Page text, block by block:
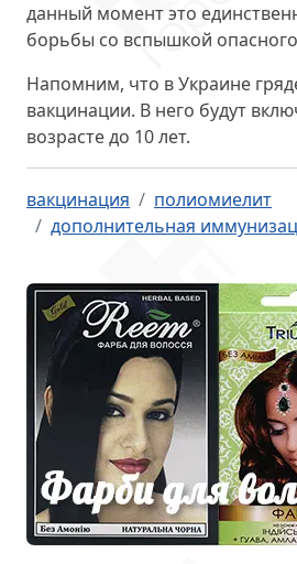
данный момент это
борьбы со вспышкой
Напомним, что в Украине
вакцинации. В него будут
возрасте до 10 лет.
вакцинация
полиомиелит
дополнительная